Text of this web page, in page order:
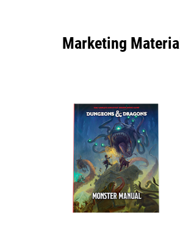
Marketing Material